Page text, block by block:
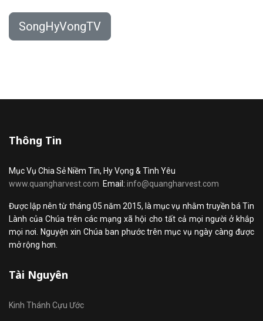
SongHyVongTV
Thông Tin
Mục Vụ Chia Sẻ Niềm Tin, Hy Vọng & Tình Yêu
www.quangharvest.com Email: info@quangharvest.com
Được lập nên từ tháng 05 năm 2015, là mục vụ nhằm truyền bá Tin
Lành của Chúa trên các mạng xã hội cho tất cả mọi người ở khắp
mọi nơi. Nguyện xin Chúa ban phước trên mục vụ ngày càng được
mở rộng hơn.
Tài Nguyên
Kinh Thánh Cựu Ước